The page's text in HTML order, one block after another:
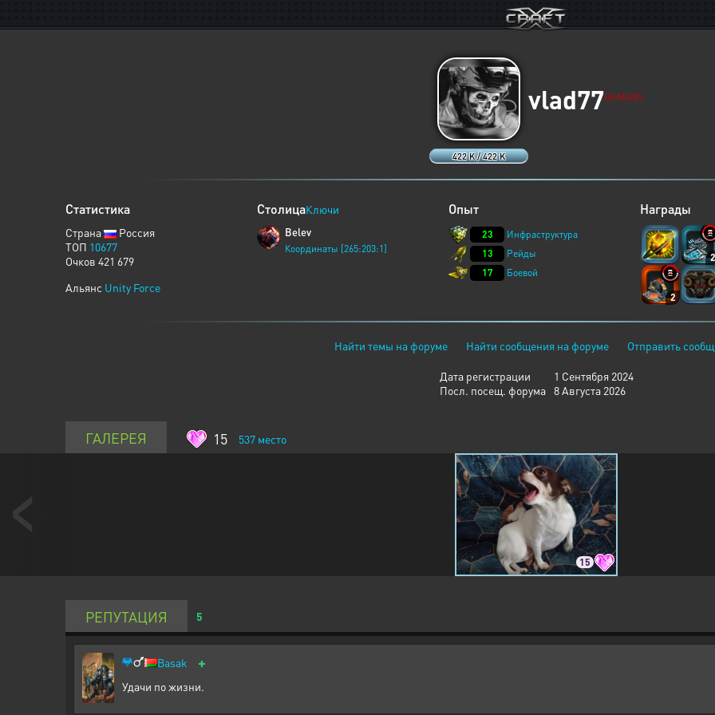
422 K / 422 K
vlad77HUMANS
Статистика
Страна
Россия
ТОП 10677
Очков 421 679
Альянс Unity Force
СтолицаКлючи
Belev
Координаты [265:203:1]
Опыт
23
Инфраструктура
13
Рейды
17
Боевой
Награды
2
2
Найти темы на форуме Найти сообщения на форуме Отправить
Дата регистрации
1 Сентября 2024
Посл. посещ. форума 8 Августа 2026
ГАЛЕРЕЯ 15 537 место
15
РЕПУТАЦИЯ 5
Basak +
Удачи по жизни.